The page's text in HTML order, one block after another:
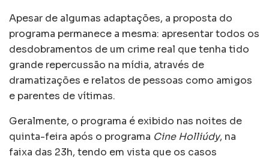
Apesar de algumas adaptações, a proposta do
programa permanece a mesma: apresentar todos os
desdobramentos de um crime real que tenha tido
grande repercussão na mídia, através de
dramatizações e relatos de pessoas como amigos
e parentes de vítimas.
Geralmente, o programa é exibido nas noites de
quinta-feira após o programa Cine Holliúdy, na
faixa das 23h, tendo em vista que os casos